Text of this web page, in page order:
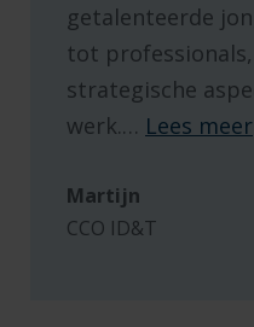
getalenteerde
tot
strategische
werk.… Lees meer
Martijn
CCO ID&T